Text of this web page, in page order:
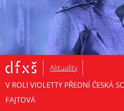
Aktuality
V ROLI VIOLETTY PŘEDNÍ ČESKÁ
FAJTOVÁ